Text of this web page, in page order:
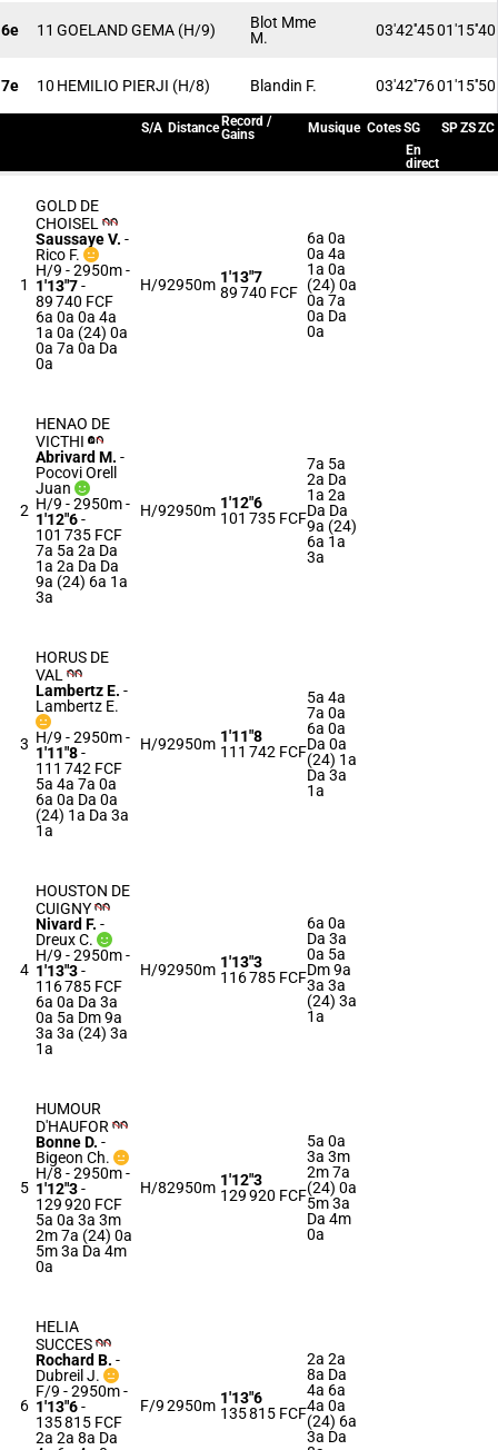
6e 11 GOELAND GEMA (H/9)
Blot Mme
M.
03'42''4501'15''40
7e 10 HEMILIO PIERJI (H/8) Blandin F. 03'42''7601'15''50
S/A Distance Record /
Gains
Musique CotesSG SPZSZC
En
direct
1
GOLD DE
CHOISEL
Saussaye V. -
Rico F.
H/9 - 2950m-
1'13"7-
89 740 FCF
6a 0a 0a 4a
1a 0a (24) 0a
0a 7a 0a Da
0a
H/92950m 1'13"7
89 740 FCF
6a 0a
0a 4a
1a 0a
(24) 0a
0a 7a
0a Da
0a
2
HENAO DE
VICTHI
Abrivard M. -
Pocovi Orell
Juan
H/9 - 2950m-
1'12"6-
101 735 FCF
7a 5a 2a Da
1a 2a Da Da
9a (24) 6a 1a
3a
H/92950m 1'12"6
101 735 FCF
7a 5a
2a Da
1a 2a
Da Da
9a (24)
6a 1a
3a
3
HORUS DE
VAL
Lambertz E. -
Lambertz E.
H/9 - 2950m-
1'11"8-
111 742 FCF
5a 4a 7a 0a
6a 0a Da 0a
(24) 1a Da 3a
1a
H/92950m 1'11"8
111 742 FCF
5a 4a
7a 0a
6a 0a
Da 0a
(24) 1a
Da 3a
1a
4
HOUSTON DE
CUIGNY
Nivard F. -
Dreux C.
H/9 - 2950m-
1'13"3-
116 785 FCF
6a 0a Da 3a
0a 5a Dm 9a
3a 3a (24) 3a
1a
H/92950m 1'13"3
116 785 FCF
6a 0a
Da 3a
0a 5a
Dm 9a
3a 3a
(24) 3a
1a
5
HUMOUR
D'HAUFOR
Bonne D. -
Bigeon Ch.
H/8 - 2950m-
1'12"3-
129 920 FCF
5a 0a 3a 3m
2m 7a (24) 0a
5m 3a Da 4m
0a
H/82950m 1'12"3
129 920 FCF
5a 0a
3a 3m
2m 7a
(24) 0a
5m 3a
Da 4m
0a
6
HELIA
SUCCES
Rochard B. -
Dubreil J.
F/9 - 2950m-
1'13"6-
135 815 FCF
2a 2a 8a Da
F/92950m 1'13"6
135 815 FCF
2a 2a
8a Da
4a 6a
4a 0a
(24) 6a
3a Da